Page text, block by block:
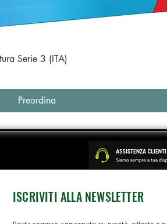
Vista rapida
Serie 3 (ITA)
Preordina
ISCRIVITI ALLA NEWSLETTER